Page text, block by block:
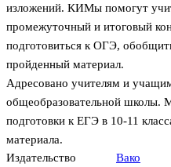
изложений. КИМы помогут
промежуточный и итоговый
подготовиться к ОГЭ,
пройденный материал.
Адресовано учителям и
общеобразовательной школы.
подготовки к ЕГЭ в 10-11
материала.
Издательство
Вако